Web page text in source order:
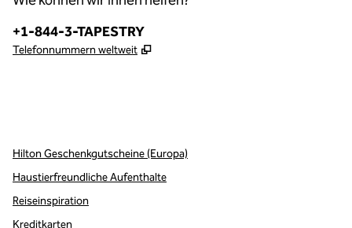
Telefon:
+1-844-3-TAPESTRY
Telefonnummern weltweit ,
Hilton Geschenkgutscheine (Europa)
Haustierfreundliche Aufenthalte
Reiseinspiration
Kreditkarten